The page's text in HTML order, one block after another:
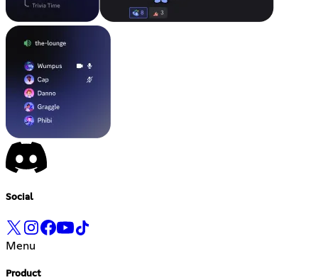
Social
Menu
Product